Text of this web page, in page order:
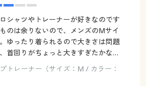
シャツやトレーナーが好きなのです
のは余りないので、メンズのMサイ
ゆったり着られるので大きさは問題
首回りがちょっと大きすぎたかな…
トレーナー（サイズ：M / カラー：